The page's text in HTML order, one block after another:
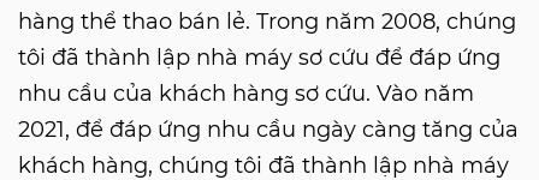
hàng thể thao bán lẻ. Trong năm 2008, chúng
tôi đã thành lập nhà máy sơ cứu để đáp ứng
nhu cầu của khách hàng sơ cứu. Vào năm
2021, để đáp ứng nhu cầu ngày càng tăng của
khách hàng, chúng tôi đã thành lập nhà máy